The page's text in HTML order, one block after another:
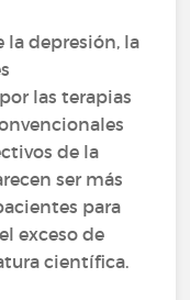
la depresión, la
las terapias
de la
ser más
para
exceso de
científica.